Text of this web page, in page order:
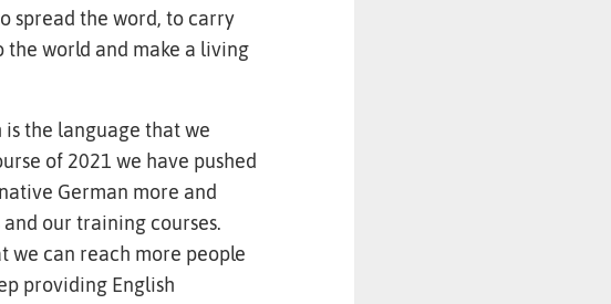
spread the word, to carry
world and make a living
the language that we
of 2021 we have pushed
German more and
our training courses.
we can reach more people
providing English